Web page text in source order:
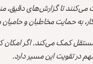
می‌کنند تا گزارش‌های
به حمایت مخاطبان و
مستقل کمک می‌کند. اگر
در تقویت این مسیر دارد.